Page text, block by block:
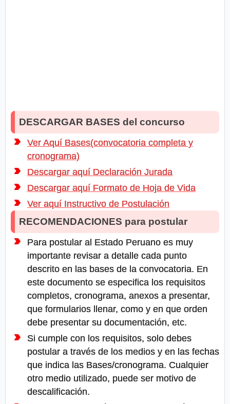
DESCARGAR BASES del concurso
Ver Aquí Bases(convocatoria completa y
cronograma)
Descargar aquí Declaración Jurada
Descargar aquí Formato de Hoja de Vida
Ver aquí Instructivo de Postulación
RECOMENDACIONES para postular
Para postular al Estado Peruano es muy
importante revisar a detalle cada punto
descrito en las bases de la convocatoria. En
este documento se especifica los requisitos
completos, cronograma, anexos a presentar,
que formularios llenar, como y en que orden
debe presentar su documentación, etc.
Si cumple con los requisitos, solo debes
postular a través de los medios y en las fechas
que indica las Bases/cronograma. Cualquier
otro medio utilizado, puede ser motivo de
descalificación.